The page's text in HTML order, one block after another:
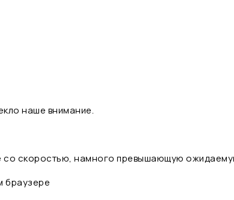
наше внимание.
со скоростью, намного превышающую
браузере